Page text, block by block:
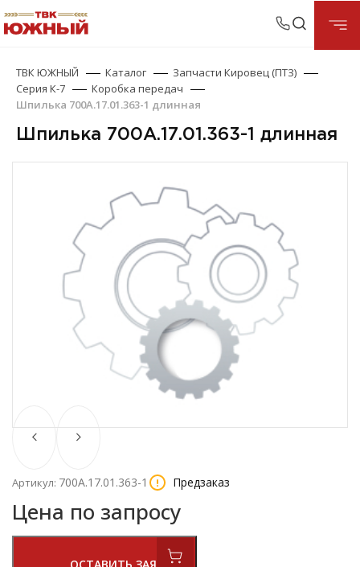
ТВК ЮЖНЫЙ Каталог
Запчасти Кировец (ПТЗ)
Серия К-7
Коробка передач
Шпилька 700А.17.01.363-1 длинная
Шпилька 700А.17.01.363-1 длинная
Артикул: 700А.17.01.363-1 Предзаказ
Цена по запросу